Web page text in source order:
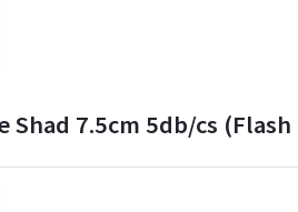
Shad 7.5cm 5db/cs